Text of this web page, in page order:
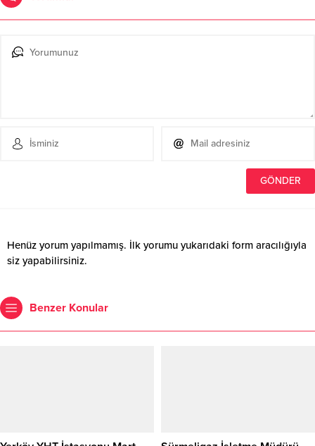
Henüz yorum yapılmamış. İlk yorumu yukarıdaki form aracılığıyla
siz yapabilirsiniz.
Benzer Konular